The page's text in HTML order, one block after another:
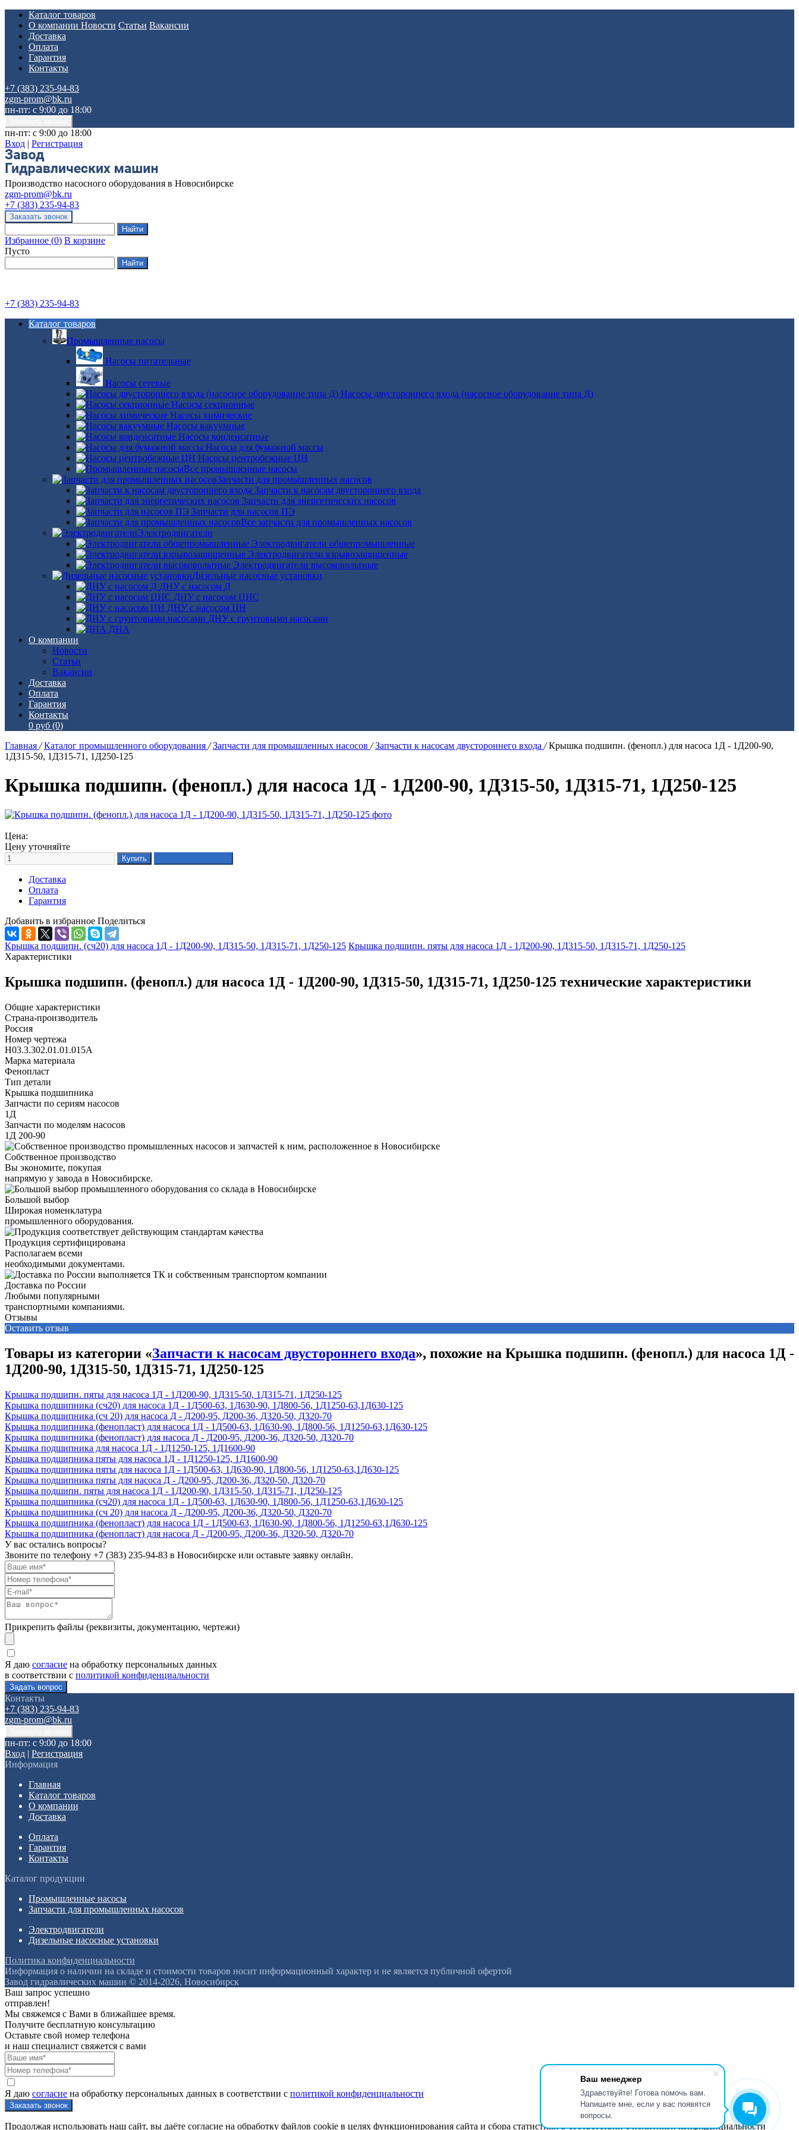
Ваш менеджер
Здравствуйте! Готова помочь вам.
Напишите мне, если у вас появятся
вопросы.
Каталог товаров
О компании Новости Статьи Вакансии
Доставка
Оплата
Гарантия
Контакты
+7 (383) 235-94-83
zgm-prom@bk.ru
пн-пт: с 9:00 до 18:00
пн-пт: с 9:00 до 18:00
Вход | Регистрация
Производство насосного оборудования в Новосибирске
zgm-prom@bk.ru
+7 (383) 235-94-83
Избранное (0) В корзине
Пусто
+7 (383) 235-94-83
Каталог товаров
Промышленные насосы
Насосы питательные
Насосы сетевые
Насосы двустороннего входа (насосное оборудование типа Д)
Насосы секционные
Насосы химические
Насосы вакуумные
Насосы конденсатные
Насосы для бумажной массы
Насосы центробежные ЦН
Все промышленные насосы
Запчасти для промышленных насосов
Запчасти к насосам двустороннего входа
Запчасти для энергетических насосов
Запчасти для насосов ПЭ
Все запчасти для промышленных насосов
Электродвигатели
Электродвигатели общепромышленные
Электродвигатели взрывозащищенные
Электродвигатели высоковольтные
Дизельные насосные установки
ДНУ с насосом Д
ДНУ с насосом ЦНС
ДНУ с насосом ЦН
ДНУ с грунтовыми насосами
ДНА
О компании
Новости
Статьи
Вакансии
Доставка
Оплата
Гарантия
Контакты
0 руб (0)
Главная / Каталог промышленного оборудования / Запчасти для промышленных насосов / Запчасти к насосам двустороннего входа / Крышка подшипн. (фенопл.) для насоса 1Д - 1Д200-90,
1Д315-50, 1Д315-71, 1Д250-125
Крышка подшипн. (фенопл.) для насоса 1Д - 1Д200-90, 1Д315-50, 1Д315-71, 1Д250-125
Цена:
Цену уточняйте
Доставка
Оплата
Гарантия
Добавить в избранное Поделиться
Крышка подшипн. (сч20) для насоса 1Д - 1Д200-90, 1Д315-50, 1Д315-71, 1Д250-125 Крышка подшипн. пяты для насоса 1Д - 1Д200-90, 1Д315-50, 1Д315-71, 1Д250-125
Характеристики
Крышка подшипн. (фенопл.) для насоса 1Д - 1Д200-90, 1Д315-50, 1Д315-71, 1Д250-125 технические характеристики
Общие характеристики
Страна-производитель
Россия
Номер чертежа
Н03.3.302.01.01.015А
Марка материала
Фенопласт
Тип детали
Крышка подшипника
Запчасти по сериям насосов
1Д
Запчасти по моделям насосов
1Д 200-90
Собственное производство
Вы экономите, покупая
напрямую у завода в Новосибирске.
Большой выбор
Широкая номенклатура
промышленного оборудования.
Продукция сертифицирована
Располагаем всеми
необходимыми документами.
Доставка по России
Любыми популярными
транспортными компаниями.
Отзывы
Оставить отзыв
Товары из категории «Запчасти к насосам двустороннего входа», похожие на Крышка подшипн. (фенопл.) для насоса 1Д -
1Д200-90, 1Д315-50, 1Д315-71, 1Д250-125
Крышка подшипн. пяты для насоса 1Д - 1Д200-90, 1Д315-50, 1Д315-71, 1Д250-125
Крышка подшипника (сч20) для насоса 1Д - 1Д500-63, 1Д630-90, 1Д800-56, 1Д1250-63,1Д630-125
Крышка подшипника (сч 20) для насоса Д - Д200-95, Д200-36, Д320-50, Д320-70
Крышка подшипника (фенопласт) для насоса 1Д - 1Д500-63, 1Д630-90, 1Д800-56, 1Д1250-63,1Д630-125
Крышка подшипника (фенопласт) для насоса Д - Д200-95, Д200-36, Д320-50, Д320-70
Крышка подшипника для насоса 1Д - 1Д1250-125, 1Д1600-90
Крышка подшипника пяты для насоса 1Д - 1Д1250-125, 1Д1600-90
Крышка подшипника пяты для насоса 1Д - 1Д500-63, 1Д630-90, 1Д800-56, 1Д1250-63,1Д630-125
Крышка подшипника пяты для насоса Д - Д200-95, Д200-36, Д320-50, Д320-70
Крышка подшипн. пяты для насоса 1Д - 1Д200-90, 1Д315-50, 1Д315-71, 1Д250-125
Крышка подшипника (сч20) для насоса 1Д - 1Д500-63, 1Д630-90, 1Д800-56, 1Д1250-63,1Д630-125
Крышка подшипника (сч 20) для насоса Д - Д200-95, Д200-36, Д320-50, Д320-70
Крышка подшипника (фенопласт) для насоса 1Д - 1Д500-63, 1Д630-90, 1Д800-56, 1Д1250-63,1Д630-125
Крышка подшипника (фенопласт) для насоса Д - Д200-95, Д200-36, Д320-50, Д320-70
У вас остались вопросы?
Звоните по телефону +7 (383) 235-94-83 в Новосибирске или оставьте заявку онлайн.
Прикрепить файлы (реквизиты, документацию, чертежи)
Я даю согласие на обработку персональных данных
в соответствии с политикой конфиденциальности
Контакты
+7 (383) 235-94-83
zgm-prom@bk.ru
пн-пт: с 9:00 до 18:00
Вход | Регистрация
Информация
Главная
Каталог товаров
О компании
Доставка
Оплата
Гарантия
Контакты
Каталог продукции
Промышленные насосы
Запчасти для промышленных насосов
Электродвигатели
Дизельные насосные установки
Политика конфиденциальности
Информация о наличии на складе и стоимости товаров носит информационный характер и не является публичной офертой
Завод гидравлических машин © 2014-2026, Новосибирск
Ваш запрос успешно
отправлен!
Мы свяжемся с Вами в ближайшее время.
Получите бесплатную консультацию
Оставьте свой номер телефона
и наш специалист свяжется с вами
Я даю согласие на обработку персональных данных в соответствии с политикой конфиденциальности
Продолжая использовать наш сайт, вы даёте согласие на обработку файлов cookie в целях функционирования сайта и сбора статистики в соответствии сполитикой конфиденциальности